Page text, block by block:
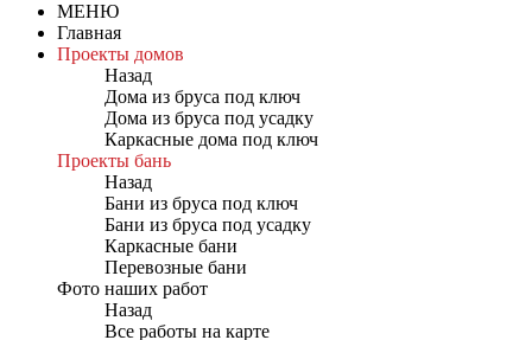
МЕНЮ
Главная
Проекты домов
Назад
Дома из бруса под ключ
Дома из бруса под усадку
Каркасные дома под ключ
Проекты бань
Назад
Бани из бруса под ключ
Бани из бруса под усадку
Каркасные бани
Перевозные бани
Фото наших работ
Назад
Все работы на карте